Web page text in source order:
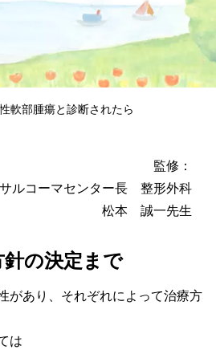
軟部腫瘍と診断されたら
監修：
ルコーマセンター長 整形外科
松本 誠一先生
の決定まで
があり、それぞれによって治療方
は